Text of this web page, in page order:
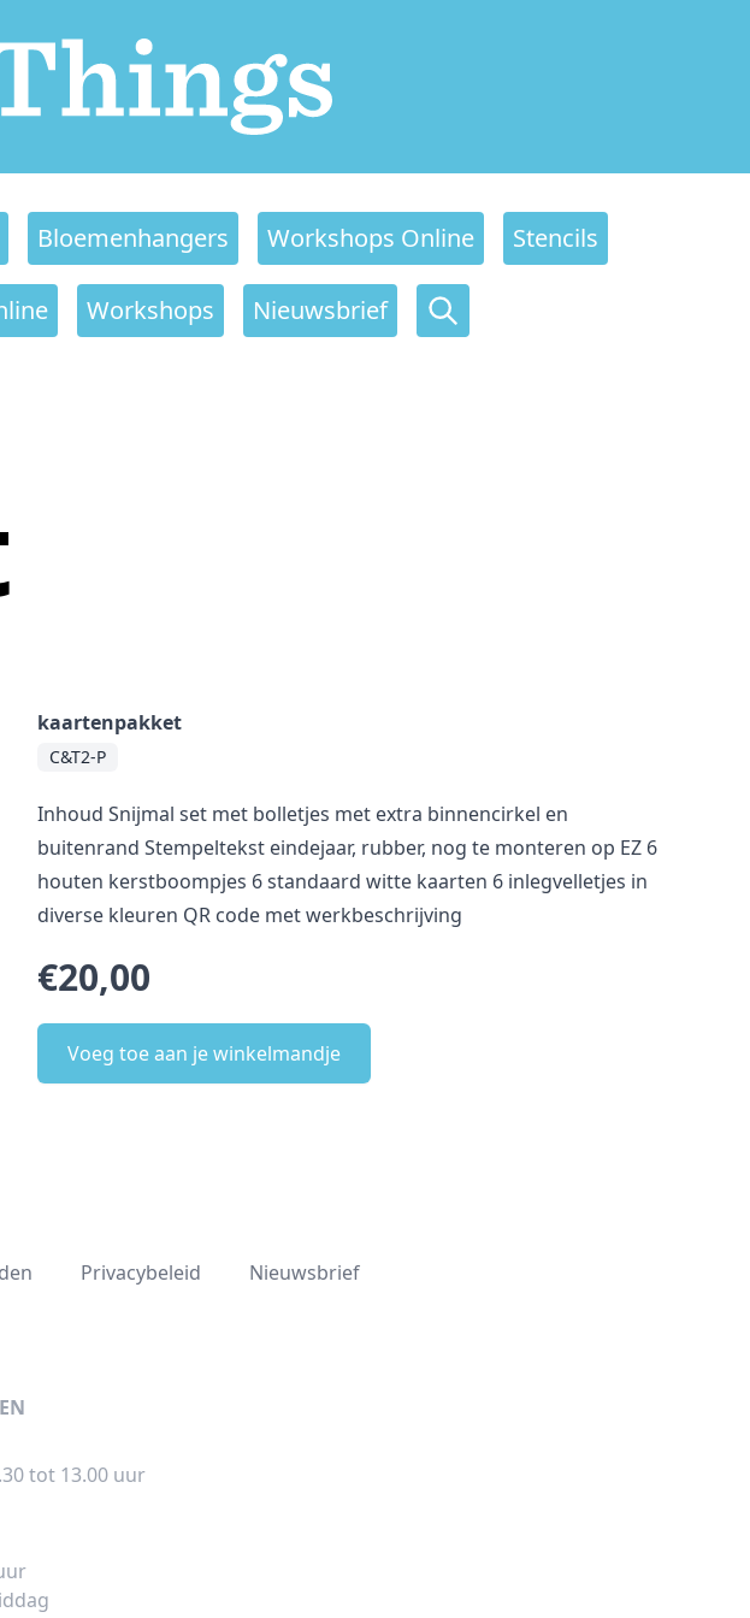
Bloemenhangers Workshops Online Stencils
Workshops Nieuwsbrief
kaartenpakket
C&T2-P
Inhoud Snijmal set met bolletjes met extra binnencirkel en
buitenrand Stempeltekst eindejaar, rubber, nog te monteren op EZ 6
houten kerstboompjes 6 standaard witte kaarten 6 inlegvelletjes in
diverse kleuren QR code met werkbeschrijving
€20,00
Voeg toe aan je winkelmandje
Privacybeleid Nieuwsbrief
tot 13.00 uur